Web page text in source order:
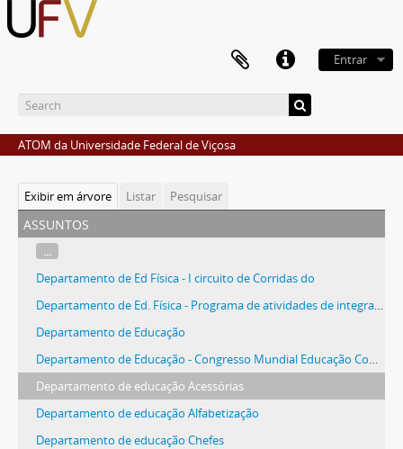
Entrar
ATOM da Universidade Federal de Viçosa
Exibir em árvore Listar Pesquisar
assuntos
...
Departamento de Ed Física - I circuito de Corridas do
Departamento de Ed. Física - Programa de atividades de integração
Departamento de Educação
Departamento de Educação - Congresso Mundial Educação Comparada
Departamento de educação Acessórias
Departamento de educação Alfabetização
Departamento de educação Chefes